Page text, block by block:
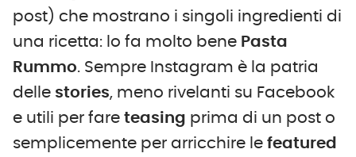
post) che mostrano i singoli ingredienti di
una ricetta: lo fa molto bene Pasta
Rummo. Sempre Instagram è la patria
delle stories, meno rivelanti su Facebook
e utili per fare teasing prima di un post o
semplicemente per arricchire le featured